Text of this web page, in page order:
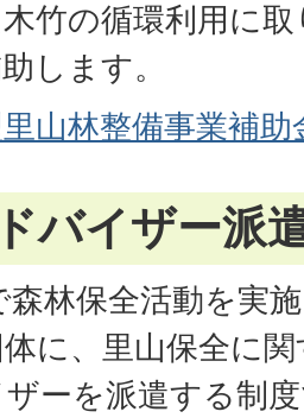
竹の循環利用に
します。
山林整備事業補助
バイザー派
森林保全活動を実
に、里山保全に
ーを派遣する制